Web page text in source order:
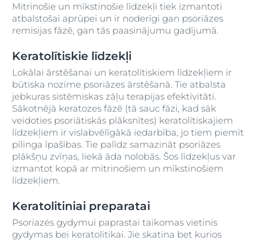
Mitrinošie un mīkstinošie līdzekļi tiek izmantoti
atbalstošai aprūpei un ir noderīgi gan psoriāzes
remisijas fāzē, gan tās paasinājumu gadījumā.
Keratolītiskie līdzekļi
Lokālai ārstēšanai un keratolītiskiem līdzekļiem ir
būtiska nozīme psoriāzes ārstēšanā. Tie atbalsta
jebkuras sistēmiskas zāļu terapijas efektivitāti.
Sākotnējā keratozes fāzē (tā sauc fāzi, kad sāk
veidoties psoriātiskās plāksnītes) keratolītiskajiem
līdzekļiem ir vislabvēlīgākā iedarbība, jo tiem piemīt
pīlinga īpašības. Tie palīdz samazināt psoriāzes
plākšņu zvīņas, liekā āda nolobās. Šos līdzekļus var
izmantot kopā ar mitrinošiem un mīkstinošiem
līdzekļiem.
Keratolitiniai preparatai
Psoriazės gydymui paprastai taikomas vietinis
gydymas bei keratolitikai. Jie skatina bet kurios